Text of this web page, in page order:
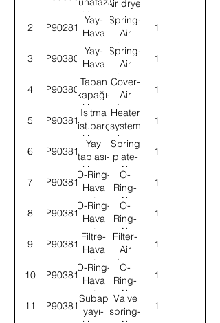
Hava
kurutucu
Air dryer
2 9P902817
Yay-
Hava
kurutucu
Spring-
Air
dryer
1
3 9P903808
Yay-
Hava
kurutucu
Spring-
Air
dryer
1
4 9P903809
Taban
kapağı-
Hava
kurutucu
Cover-
Air
dryer
1
5 9P903810
Isıtma
sist.parç-
Hava
kurutucu
Heater
system
piece-
Air
dryer
1
6 9P903811
Yay
tablası-
Hava
kurutucu
Spring
plate-
Air
dryer
1
7 9P903812
O-Ring-
Hava
kurutucu
O-
Ring-
Air
dryer
1
8 9P903813
O-Ring-
Hava
kurutucu
O-
Ring-
Air
dryer
1
9 9P903814
Filtre-
Hava
kurutucu
Filter-
Air
dryer
1
10 9P903815
O-Ring-
Hava
kurutucu
O-
Ring-
Air
dryer
1
11 9P903816
Subap
yayı-
Valve
spring-
1